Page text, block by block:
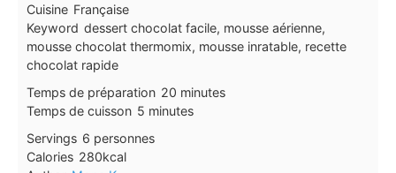
Cuisine Française
Keyword dessert chocolat facile, mousse aérienne,
mousse chocolat thermomix, mousse inratable, recette
chocolat rapide
Temps de préparation 20minutes
minutes
Temps de cuisson 5minutes
minutes
Servings 6 personnes
Calories 280kcal